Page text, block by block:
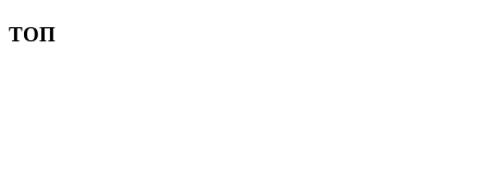
ТОП